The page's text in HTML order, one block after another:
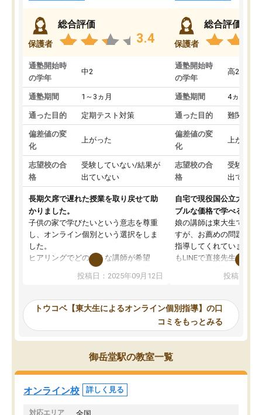
保護者
総合評価
3.4
通塾開始時
の学年
中2
通塾期間 1～3ヵ月
通った目的 定期テスト対策
偏差値の変
化
上がった
志望校の合
格
受験していない/結果が
出ていない
長期欠席で遅れた授業を取り戻せて助
かりました。
子供の家で学びたいという意志を尊重
し、オンライン個別という選択をしま
した。
ヒアリングでどのような講師が希望
か、オプションは付帯するかなど選ぶ
事が出来ました。
ーティングを行い、その講師で良いか
見てから講師を決定する事ができま
す。
うちの子は、初回面談の講師の方で決
オンラインツールを使用した単語帳の
共有があり宿題もそちらで出される形
でした。
投稿日：2025年09月12日
保護者
総合評価
通塾開始時
の学年
高2
通塾期間 4ヵ月～1
通った目的 難関私立
偏差値の変
化
上がった
志望校の合
格
受験して
出ていな
自宅で現役国公立大学生
ブルな価格で学べる
娘の講師は東大生では無
すが、お薦めの問題集や
指導してくれています。
もLINEで直接先生に質問
めれるので、個人に合
いなのがあり(有料)、受
ことをどんなスケジュー
くか相談したのですが、
ち期待したものではなく
くなってきたようなので
投稿日：
トウコベ【東大生によるオンライン個別指導】の口
コミをもっとみる
御岳堂駅の教室一覧
オンライン校 詳しく見る
対応エリア